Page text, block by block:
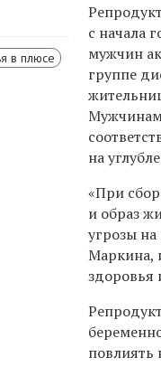
в плюсе
с начала
мужчин
группе
Мужчинам
на
«При
и образ
угрозы на
Маркина,
здоровья
повлиять